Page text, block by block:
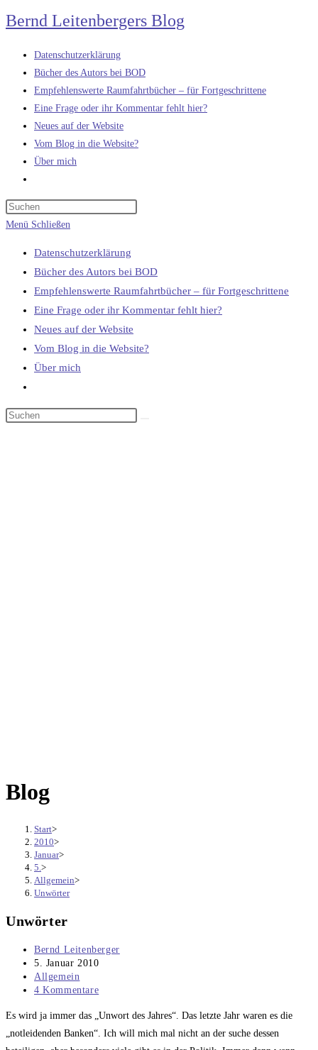
Zum
Inhalt
springen
Bernd Leitenbergers Blog
Datenschutzerklärung
Bücher des Autors bei BOD
Empfehlenswerte Raumfahrtbücher – für Fortgeschrittene
Eine Frage oder ihr Kommentar fehlt hier?
Neues auf der Website
Vom Blog in die Website?
Über mich
umschalten
Menü Schließen
Datenschutzerklärung
Bücher des Autors bei BOD
Empfehlenswerte Raumfahrtbücher – für Fortgeschrittene
Eine Frage oder ihr Kommentar fehlt hier?
Neues auf der Website
Vom Blog in die Website?
Über mich
umschalten
Blog
Start>
2010>
Januar>
5. >
Allgemein>
Unwörter
Unwörter
Beitrags-
Autor:
Bernd Leitenberger
Beitrag
veröffentlicht:
5. Januar 2010
Beitrags-
Kategorie:
Allgemein
Beitrags-
4 Kommentare
Es wird ja immer das „Unwort des Jahres“. Das letzte Jahr waren es die
„notleidenden Banken“. Ich will mich mal nicht an der suche dessen